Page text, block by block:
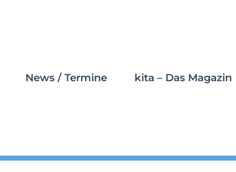
News / Termine kita – Das Magazin